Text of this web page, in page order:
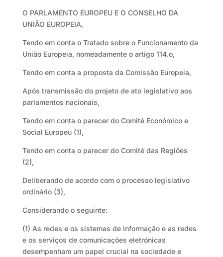
O PARLAMENTO EUROPEU E O CONSELHO DA
UNIÃO EUROPEIA,
Tendo em conta o Tratado sobre o Funcionamento da
União Europeia, nomeadamente o artigo 114.o,
Tendo em conta a proposta da Comissão Europeia,
Após transmissão do projeto de ato legislativo aos
parlamentos nacionais,
Tendo em conta o parecer do Comité Económico e
Social Europeu (1),
Tendo em conta o parecer do Comité das Regiões
(2),
Deliberando de acordo com o processo legislativo
ordinário (3),
Considerando o seguinte:
(1) As redes e os sistemas de informação e as redes
e os serviços de comunicações eletrónicas
desempenham um papel crucial na sociedade e